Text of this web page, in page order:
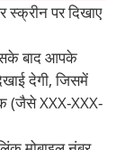
पर दिखाए
बाद आपके
देगी, जिसमें
(जैसे XXX-XXX-